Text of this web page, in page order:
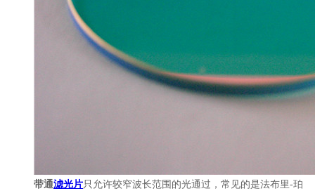
带通滤光片只允许较窄波长范围的光通过，常见的是法布里-珀